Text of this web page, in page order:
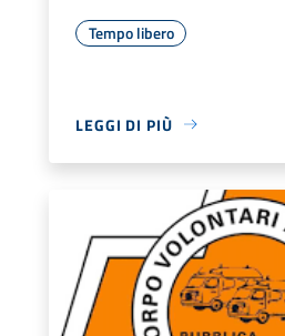
Tempo libero
LEGGI DI PIÙ